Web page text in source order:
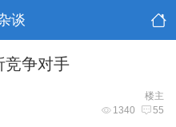
谈
竞争对手
楼主
1340 55